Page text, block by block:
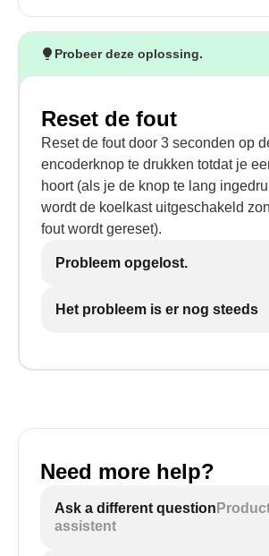
Probeer deze oplossing.
Reset de fout
Reset de fout door 3 seconden op
encoderknop te drukken totdat je
hoort (als je de knop te lang
wordt de koelkast uitgeschakeld
fout wordt gereset).
Probleem opgelost.
Het probleem is er nog steeds
Need more help?
Ask a different question
assistent